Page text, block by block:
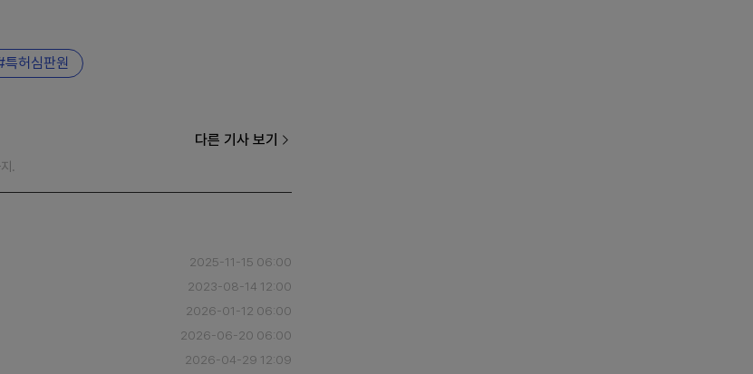
특허심판원
다른 기사 보기
.
2025-11-15 06:00
2023-08-14 12:00
2026-01-12 06:00
2026-06-20 06:00
2026-04-29 12:09